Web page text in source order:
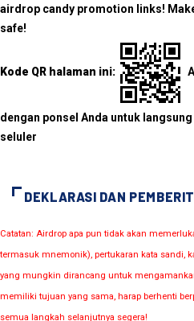
airdrop candy promotion links!
safe!
Kode QR halaman ini:
dengan ponsel Anda untuk
seluler
DEKLARASI DAN
Catatan: Airdrop apa pun tidak akan
termasuk mnemonik), pertukaran kata sandi,
yang mungkin dirancang untuk
memiliki tujuan yang sama, harap berhenti
semua langkah selanjutnya segera!